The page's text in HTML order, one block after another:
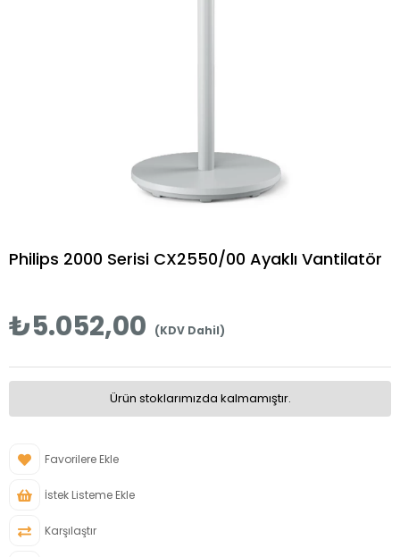
Philips 2000 Serisi CX2550/00 Ayaklı Vantilatör
₺5.052,00 (KDV Dahil)
Ürün stoklarımızda kalmamıştır.
Favorilere Ekle
İstek Listeme Ekle
Karşılaştır